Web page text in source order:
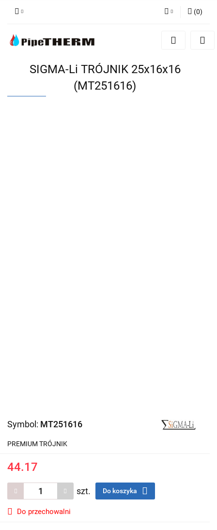
Zaloguj się
Dodaj zgłoszenie
(0)
SIGMA-Li TRÓJNIK 25x16x16
(MT251616)
Symbol: MT251616
PREMIUM TRÓJNIK
44.17
szt. Do koszyka
Do przechowalni